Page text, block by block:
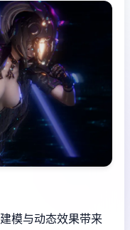
模与动态效果带来